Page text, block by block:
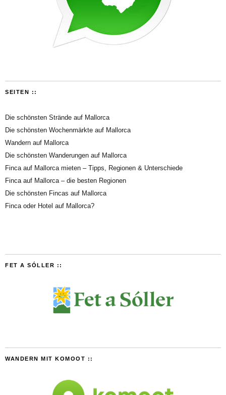
SEITEN ::
Die schönsten Strände auf Mallorca
Die schönsten Wochenmärkte auf Mallorca
Wandern auf Mallorca
Die schönsten Wanderungen auf Mallorca
Finca auf Mallorca mieten – Tipps, Regionen & Unterschiede
Finca auf Mallorca – die besten Regionen
Die schönsten Fincas auf Mallorca
Finca oder Hotel auf Mallorca?
FET A SÓLLER ::
WANDERN MIT KOMOOT ::